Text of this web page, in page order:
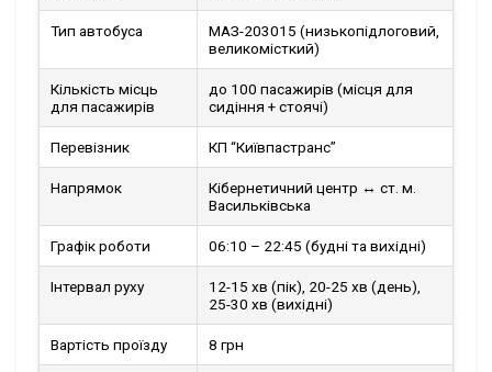
Тип автобуса
МАЗ-203015 (низькопідлоговий,
великомісткий)
Кількість місць
для пасажирів
до 100 пасажирів (місця для
сидіння + стоячі)
Перевізник КП “Київпастранс”
Напрямок
Кібернетичний центр ↔ ст. м.
Васильківська
Графік роботи 06:10 – 22:45 (будні та вихідні)
Інтервал руху
12-15 хв (пік), 20-25 хв (день),
25-30 хв (вихідні)
Вартість проїзду 8 грн